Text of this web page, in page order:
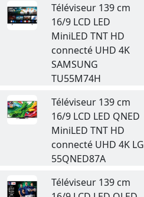
Téléviseur 139 cm
16/9 LCD LED
MiniLED TNT HD
connecté UHD 4K
SAMSUNG
TU55M74H
Téléviseur 139 cm
16/9 LCD LED QNED
MiniLED TNT HD
connecté UHD 4K LG
55QNED87A
Téléviseur 139 cm